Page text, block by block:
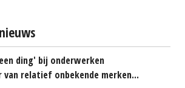
ding' bij onderwerken
relatief onbekende merken...